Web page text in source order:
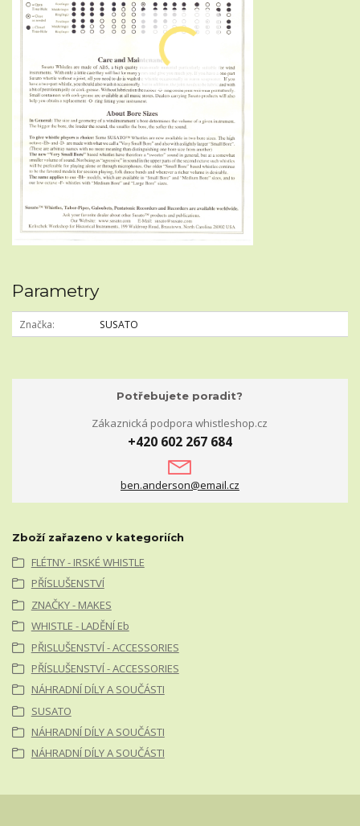
Parametry
Značka SUSATO
Potřebujete poradit?
Zákaznická podpora whistleshop.cz
+420 602 267 684
ben.anderson@email.cz
Zboží zařazeno v kategoriích
FLÉTNY - IRSKÉ WHISTLE
PŘÍSLUŠENSTVÍ
ZNAČKY - MAKES
WHISTLE - LADĚNÍ Eb
PŘISLUŠENSTVÍ - ACCESSORIES
PŘÍSLUŠENSTVÍ - ACCESSORIES
NÁHRADNÍ DÍLY A SOUČÁSTI
SUSATO
NÁHRADNÍ DÍLY A SOUČÁSTI
NÁHRADNÍ DÍLY A SOUČÁSTI